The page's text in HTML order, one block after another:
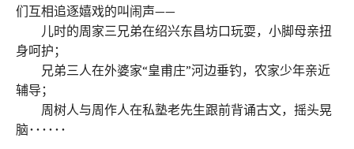
们互相追逐嬉戏的叫闹声——
儿时的周家三兄弟在绍兴东昌坊口玩耍，小脚母亲扭
身呵护；
兄弟三人在外婆家“皇甫庄”河边垂钓，农家少年亲近
辅导；
周树人与周作人在私塾老先生跟前背诵古文，摇头晃
脑･･････